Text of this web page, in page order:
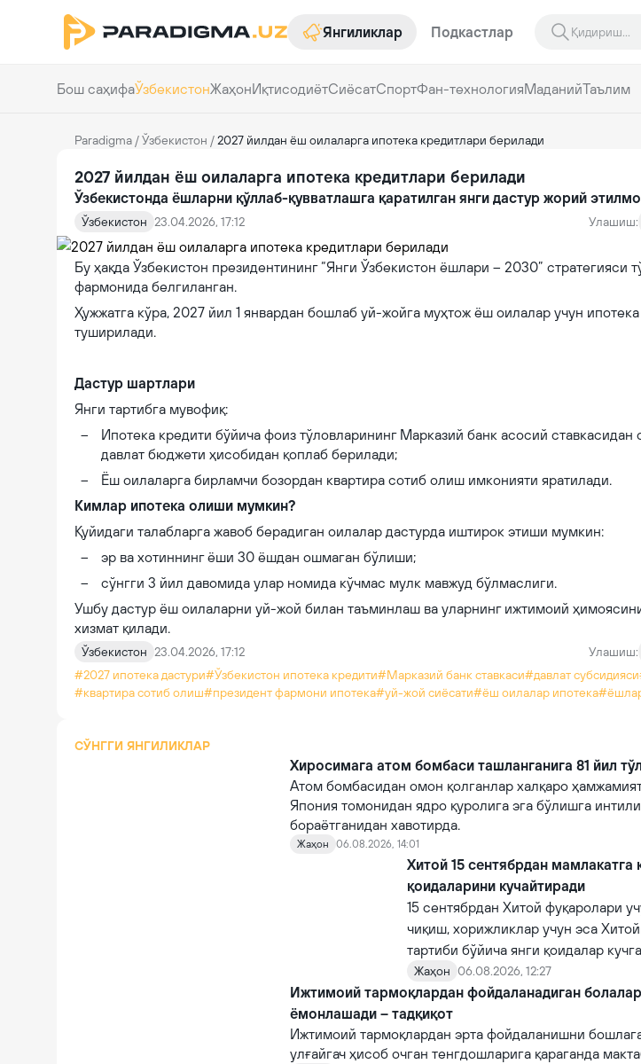
Янгиликлар Подкастлар
Бош саҳифаЎзбекистонЖаҳонИқтисодиётСиёсатСпортФан-технологияМаданийТаълим
Paradigma /Ўзбекистон /2027 йилдан ёш оилаларга ипотека кредитлари берилади
2027 йилдан ёш оилаларга ипотека кредитлари берилади
Ўзбекистонда ёшларни қўллаб-қувватлашга қаратилган янги дастур жорий
Ўзбекистон 23.04.2026, 17:12 Улашиш:
Бу ҳақда Ўзбекистон президентининг “Янги Ўзбекистон ёшлари – 2030” стратегияси
фармонида белгиланган.
Ҳужжатга кўра, 2027 йил 1 январдан бошлаб уй-жойга муҳтож ёш оилалар учун ипотека
туширилади.
Дастур шартлари
Янги тартибга мувофиқ:
Ипотека кредити бўйича фоиз тўловларининг Марказий банк асосий ставкасидан
давлат бюджети ҳисобидан қоплаб берилади;
Ёш оилаларга бирламчи бозордан квартира сотиб олиш имконияти яратилади.
Кимлар ипотека олиши мумкин?
Қуйидаги талабларга жавоб берадиган оилалар дастурда иштирок этиши мумкин:
эр ва хотиннинг ёши 30 ёшдан ошмаган бўлиши;
сўнгги 3 йил давомида улар номида кўчмас мулк мавжуд бўлмаслиги.
Ушбу дастур ёш оилаларни уй-жой билан таъминлаш ва уларнинг ижтимоий
хизмат қилади.
Ўзбекистон 23.04.2026, 17:12
Улашиш:
#2027 ипотека дастури#Ўзбекистон ипотека кредити#Марказий банк ставкаси#давлат субсидияси
#квартира сотиб олиш#президент фармони ипотека#уй-жой сиёсати#ёш оилалар ипотека
СЎНГГИ ЯНГИЛИКЛАР
Хиросимага атом бомбаси ташланганига 81 йил
Атом бомбасидан омон қолганлар халқаро
Япония томонидан ядро қуролига эга бўлишга
бораётганидан хавотирда.
Жаҳон 06.08.2026, 14:01
Хитой 15 сентябрдан
қоидаларини кучайтиради
15 сентябрдан Хитой фуқаролари
чиқиш, хорижликлар учун эса
тартиби бўйича янги қоидалар
Жаҳон 06.08.2026, 12:27
Ижтимоий тармоқлардан фойдаланадиган
ёмонлашади – тадқиқот
Ижтимоий тармоқлардан эрта фойдаланишни
улғайгач ҳисоб очган тенгдошларига қараганда